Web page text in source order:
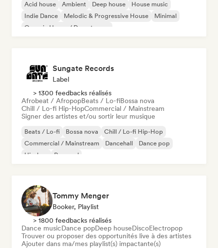
Acid house Ambient Deep house
House music
Indie Dance
Melodic & Progressive House
Minimal
Organic House / Downtempo
Sungate Records
Label
> 1300 feedbacks réalisés
Afrobeat / AfropopBeats / Lo-fiBossa nova
Chill / Lo-fi Hip-HopCommercial / Mainstream
Signer des artistes et/ou sortir leur musique
Beats / Lo-fi Bossa nova
Chill / Lo-fi Hip-Hop
Commercial / Mainstream
Dancehall
Dance pop
Hip-hop
Pop soul
Tommy Menger
Booker, Playlist
> 1800 feedbacks réalisés
Dance musicDance popDeep houseDiscoElectropop
Trouver ou proposer des opportunités live à des artistes
Ajouter dans ma/mes playlist(s) impactante(s)